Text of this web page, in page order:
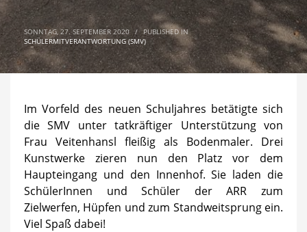
SONNTAG, 27. SEPTEMBER 2020 / PUBLISHED IN
SCHÜLERMITVERANTWORTUNG (SMV)
Im Vorfeld des neuen Schuljahres betätigte sich
die SMV unter tatkräftiger Unterstützung von
Frau Veitenhansl fleißig als Bodenmaler. Drei
Kunstwerke zieren nun den Platz vor dem
Haupteingang und den Innenhof. Sie laden die
SchülerInnen und Schüler der ARR zum
Zielwerfen, Hüpfen und zum Standweitsprung ein.
Viel Spaß dabei!